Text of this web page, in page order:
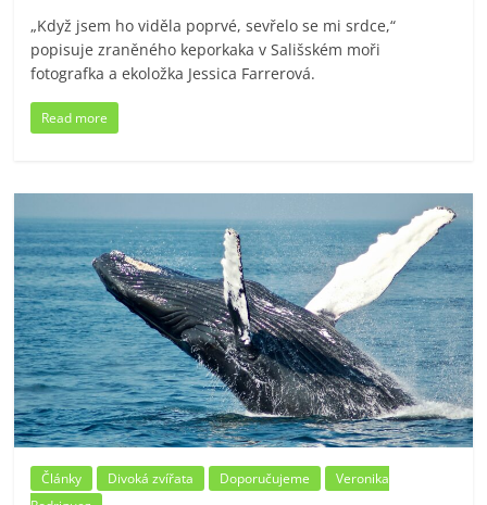
„Když jsem ho viděla poprvé, sevřelo se mi srdce,“
popisuje zraněného keporkaka v Sališském moři
fotografka a ekoložka Jessica Farrerová.
Read more
Články Divoká zvířata Doporučujeme
Veronika